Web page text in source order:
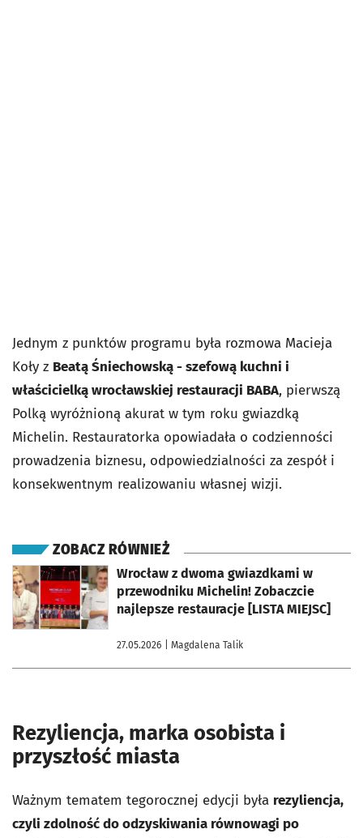
Jednym z punktów programu była rozmowa Macieja
Koły z Beatą Śniechowską - szefową kuchni i
właścicielką wrocławskiej restauracji BABA, pierwszą
Polką wyróżnioną akurat w tym roku gwiazdką
Michelin. Restauratorka opowiadała o codzienności
prowadzenia biznesu, odpowiedzialności za zespół i
konsekwentnym realizowaniu własnej wizji.
ZOBACZ RÓWNIEŻ
Wrocław z dwoma gwiazdkami w
przewodniku Michelin! Zobaczcie
najlepsze restauracje [LISTA MIEJSC]
27.05.2026 | Magdalena Talik
otworzy się w nowej karcie
Rezyliencja, marka osobista i
przyszłość miasta
Ważnym tematem tegorocznej edycji była rezyliencja,
czyli zdolność do odzyskiwania równowagi po